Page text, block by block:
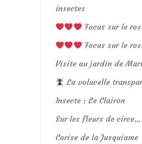
insectes
Focus sur le
Focus sur le
Visite au jardin de
La volucelle
Insecte : Le Clairon
Sur les fleurs de circe…
Corise de la Jusquiame